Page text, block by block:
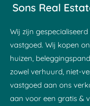
Sons Real
Wij zijn
vastgoed. Wij kopen
huizen,
zowel verhuurd, niet-
vastgoed aan ons
aan voor een gratis &